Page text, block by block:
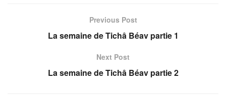
Previous Post
La semaine de Tichâ Béav partie 1
Next Post
La semaine de Tichâ Béav partie 2